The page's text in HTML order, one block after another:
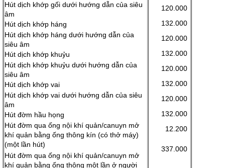
Hút dịch khớp gối dưới hướng dẫn của siêu
âm
Hút dịch khớp háng
Hút dịch khớp háng dưới hướng dẫn của
siêu âm
Hút dịch khớp khuỷu
Hút dịch khớp khuỷu dưới hướng dẫn của
siêu âm
Hút dịch khớp vai
Hút dịch khớp vai dưới hướng dẫn của siêu
âm
Hút đờm hầu họng
Hút đờm qua ống nội khí quản/canuyn mở
khí quản bằng ống thông kín (có thở máy)
(một lần hút)
Hút đờm qua ống nội khí quản/canuyn mở
khí quản bằng ống thông một lần ở người
120.000
132.000
120.000
132.000
120.000
132.000
120.000
132.000
12.200
337.000